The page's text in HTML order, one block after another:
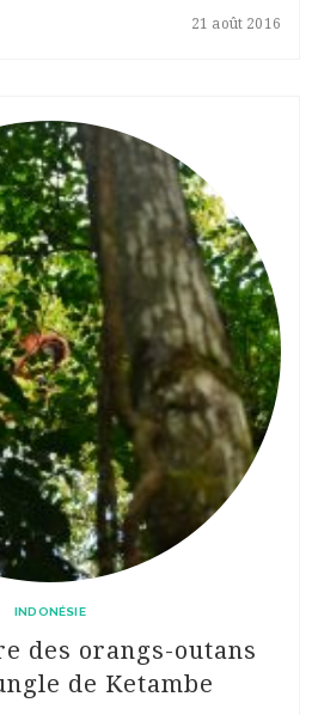
21 août 2016
INDONÉSIE
des orangs-outans
de Ketambe